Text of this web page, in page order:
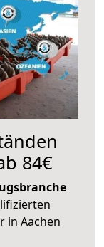
84€
in Aachen